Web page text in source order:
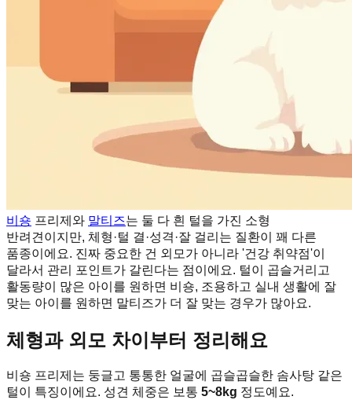
비숑 프리제와 말티즈는 둘 다 흰 털을 가진 소형
반려견이지만, 체형·털 결·성격·잘 걸리는 질환이 꽤 다른
품종이에요. 진짜 중요한 건 외모가 아니라 '건강 취약점'이
달라서 관리 포인트가 갈린다는 점이에요. 털이 곱슬거리고
활동량이 많은 아이를 원하면 비숑, 조용하고 실내 생활에 잘
맞는 아이를 원하면 말티즈가 더 잘 맞는 경우가 많아요.
체형과 외모 차이부터 정리해요
비숑 프리제는 둥글고 통통한 얼굴에 곱슬곱슬한 솜사탕 같은
털이 특징이에요. 성견 체중은 보통 5~8kg 정도예요.